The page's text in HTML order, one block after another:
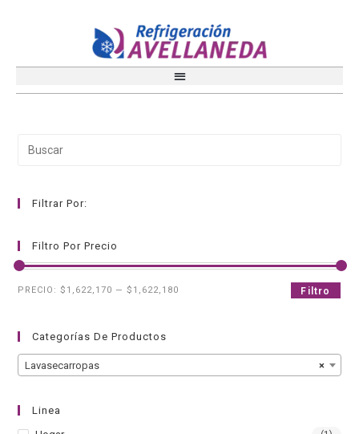
Filtrar Por:
Filtro Por Precio
Filtro
PRECIO:$1,622,170 —$1,622,180
Categorías De Productos
×
Lavasecarropas
Linea